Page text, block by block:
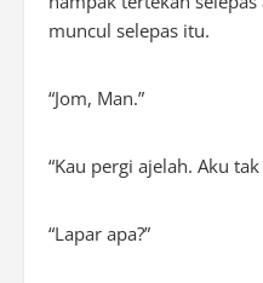
muncul selepas itu.
“Jom, Man.”
“Kau pergi ajelah. Aku tak
“Lapar apa?”